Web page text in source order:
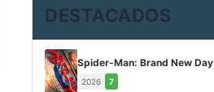
DESTACADOS
Spider-Man: Brand New Day
2026 7